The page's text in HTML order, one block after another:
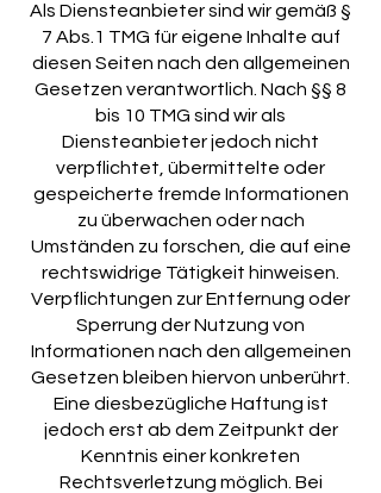
Als Diensteanbieter sind wir gemäß §
7 Abs.1 TMG für eigene Inhalte auf
diesen Seiten nach den allgemeinen
Gesetzen verantwortlich. Nach §§ 8
bis 10 TMG sind wir als
Diensteanbieter jedoch nicht
verpflichtet, übermittelte oder
gespeicherte fremde Informationen
zu überwachen oder nach
Umständen zu forschen, die auf eine
rechtswidrige Tätigkeit hinweisen.
Verpflichtungen zur Entfernung oder
Sperrung der Nutzung von
Informationen nach den allgemeinen
Gesetzen bleiben hiervon unberührt.
Eine diesbezügliche Haftung ist
jedoch erst ab dem Zeitpunkt der
Kenntnis einer konkreten
Rechtsverletzung möglich. Bei